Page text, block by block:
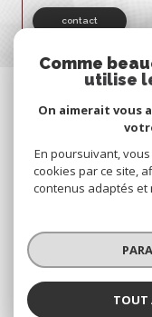
contact
© 2026 | TOUS DROITS
PLAN
Comme
utilise
On aimerait vous
En poursuivant,
cookies par ce site,
contenus adaptés et
TOUT